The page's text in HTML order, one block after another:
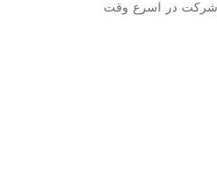
شرکت در اسرع وقت